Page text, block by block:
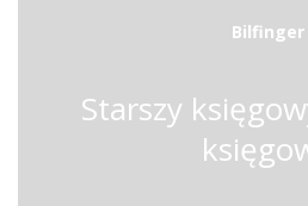
Bilfinger
Starszy